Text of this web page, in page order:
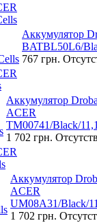
Аккумулятор
BATBL50L6/
767 грн.
Аккумулятор
ACER
TM00741/Black/
1 702 грн.
Аккумулятор
ACER
UM08A31/Black/
1 702 грн.